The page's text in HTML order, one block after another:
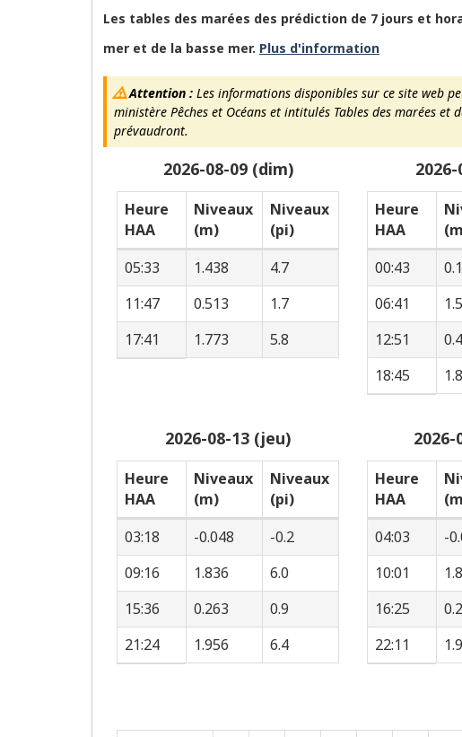
Les tables des marées des prédiction de 7 jours et
mer et de la basse mer. Plus d'information
Attention :Les informations disponibles sur ce site web
ministère Pêches et Océans et intitulés Tables des marées
prévaudront.
2026-08-09 (dim)
Heure
HAA
Niveaux
(m)
Niveaux
(pi)
05:33
1.438
4.7
11:47
0.513
1.7
17:41
1.773 5.8
Heure
HAA
00:43
06:41
12:51
18:45
2026-08-13 (jeu)
Heure
HAA
Niveaux
(m)
Niveaux
(pi)
03:18
-0.048
-0.2
09:16
1.836
6.0
15:36
0.263
0.9
21:24
1.956 6.4
2026-
Heure
HAA
04:03
-
10:01
16:25
22:11